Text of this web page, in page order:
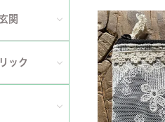
照明
ョン
関
ーック
カバー・ダストボックス